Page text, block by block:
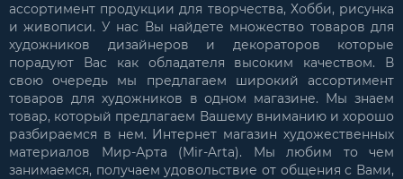
ассортимент продукции для творчества, Хобби, рисунка
и живописи. У нас Вы найдете множество товаров для
художников дизайнеров и декораторов которые
порадуют Вас как обладателя высоким качеством. В
свою очередь мы предлагаем широкий ассортимент
товаров для художников в одном магазине. Мы знаем
товар, который предлагаем Вашему вниманию и хорошо
разбираемся в нем. Интернет магазин художественных
материалов Мир-Арта (Mir-Arta). Мы любим то чем
занимаемся, получаем удовольствие от общения с Вами,